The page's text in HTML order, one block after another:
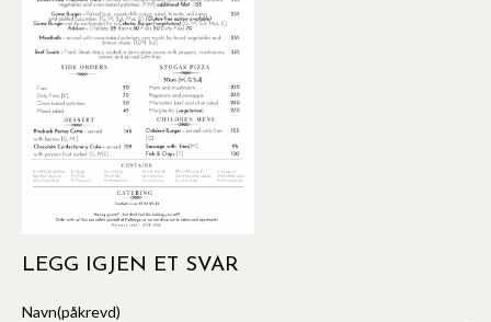
LEGG IGJEN ET SVAR
Navn(påkrevd)